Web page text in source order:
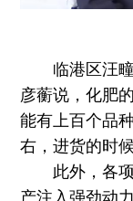
临港区汪疃
彦蘅说，化肥
能有上百个品
右，进货的时
此外，各项
产注入强劲动力